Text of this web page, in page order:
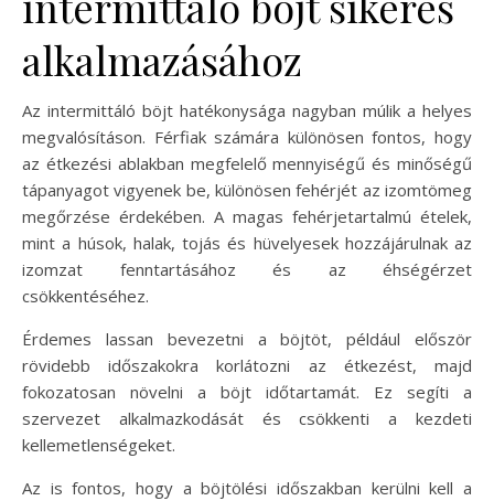
alkalmazásához
Az intermittáló böjt hatékonysága nagyban múlik a helyes
megvalósításon. Férfiak számára különösen fontos, hogy
az étkezési ablakban megfelelő mennyiségű és minőségű
tápanyagot vigyenek be, különösen fehérjét az izomtömeg
megőrzése érdekében. A magas fehérjetartalmú ételek,
mint a húsok, halak, tojás és hüvelyesek hozzájárulnak az
izomzat fenntartásához és az éhségérzet
csökkentéséhez.
Érdemes lassan bevezetni a böjtöt, például először
rövidebb időszakokra korlátozni az étkezést, majd
fokozatosan növelni a böjt időtartamát. Ez segíti a
szervezet alkalmazkodását és csökkenti a kezdeti
kellemetlenségeket.
Az is fontos, hogy a böjtölési időszakban kerülni kell a